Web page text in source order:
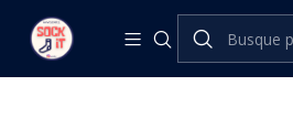
Sock Affairs
AC/DC HIGHWAY TO